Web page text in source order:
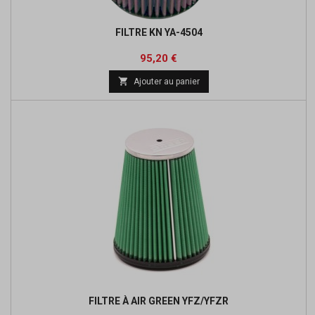
FILTRE KN YA-4504
Prix
95,20 €
base
 Ajouter au panier
FILTRE À AIR GREEN YFZ/YFZR